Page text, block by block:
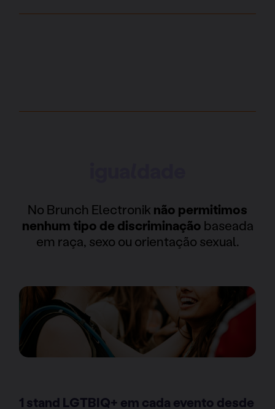
No Brunch Electronik não permitimos
nenhum tipo de discriminação baseada
em raça, sexo ou orientação sexual.
1 stand LGTBIQ+ em cada evento desde